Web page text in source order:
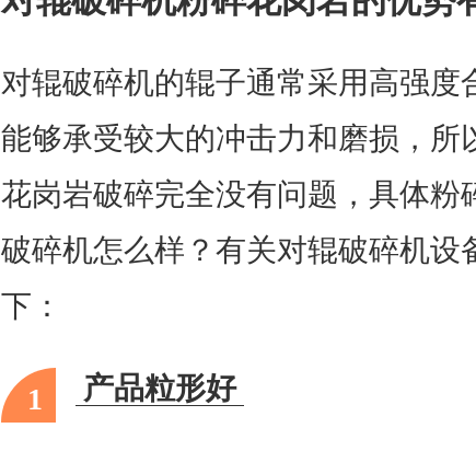
对辊破碎机的辊子通常采用高强度
能够承受较大的冲击力和磨损，所
花岗岩破碎完全没有问题，具体粉
破碎机怎么样？有关对辊破碎机设
下：
1 产品粒形好